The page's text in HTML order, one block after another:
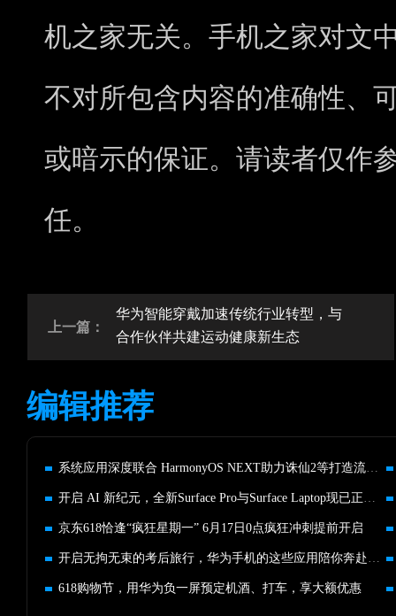
机之家无关。手机之家对文
不对所包含内容的准确性、
或暗示的保证。请读者仅作
任。
上一篇：
华为智能穿戴加速传统行业转型，与
合作伙伴共建运动健康新生态
编辑推荐
系统应用深度联合 HarmonyOS NEXT助力诛仙2等打造流畅丝滑体验
开启 AI 新纪元，全新Surface Pro与Surface Laptop现已正式上市
京东618恰逢“疯狂星期一” 6月17日0点疯狂冲刺提前开启
开启无拘无束的考后旅行，华为手机的这些应用陪你奔赴山海
618购物节，用华为负一屏预定机酒、打车，享大额优惠